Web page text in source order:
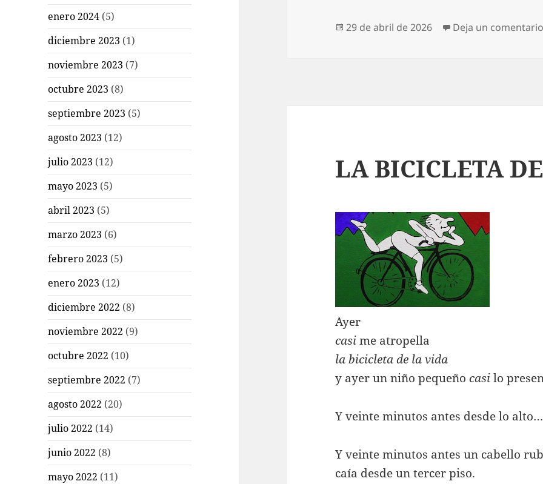
enero 2024 (5)
diciembre 2023 (1)
noviembre 2023 (7)
octubre 2023 (8)
septiembre 2023 (5)
agosto 2023 (12)
julio 2023 (12)
mayo 2023 (5)
abril 2023 (5)
marzo 2023 (6)
febrero 2023 (5)
enero 2023 (12)
diciembre 2022 (8)
noviembre 2022 (9)
octubre 2022 (10)
septiembre 2022 (7)
agosto 2022 (20)
julio 2022 (14)
junio 2022 (8)
mayo 2022 (11)
Publicado
29 de abril de 2026 Deja un comentario
LA BICICLETA
Ayer
casime atropella
la bicicleta de la vida
y ayer un niño pequeñocasilo
Y veinte minutos antes desde lo alto…
Y veinte minutos antes un cabello
caía desde un tercer piso.